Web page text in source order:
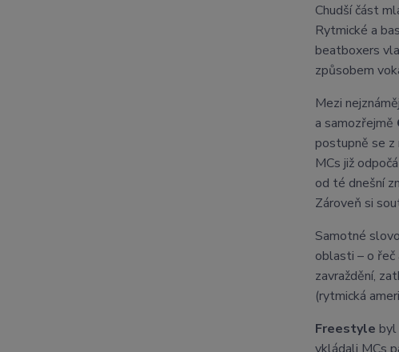
Chudší část
Rytmické a
beatboxers
způsobem
Mezi
a samozřejmě
postupně se z
MCs již
od té dnešní
Zároveň si
Samotné slovo
oblasti – o řeč
zavraždění,
(rytmická
Freestyle